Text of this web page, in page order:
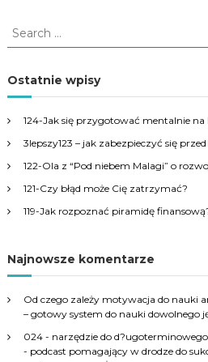
S
e
r
c
o
r
Ostatnie wpisy
124-Jak się przygotować mentalnie na
3lepszy123 – jak zabezpieczyć się
122-Ola z “Pod niebem Malagi” o
121-Czy błąd może Cię zatrzymać?
119-Jak rozpoznać piramidę
Najnowsze komentarze
Od czego zależy motywacja do nauki
– gotowy system do nauki dowolnego
024 - narzędzie do
- podcast pomagający w drodze do